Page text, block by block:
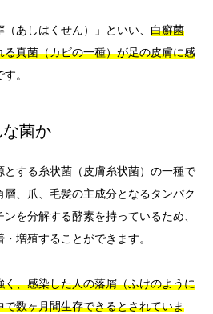
あしはくせん）」といい、 白癬菌
真菌（カビの一種）が足の皮膚に感
す。
な菌か
とする糸状菌（皮膚糸状菌）の一種で
、爪、毛髪の主成分となるタンパク
を分解する酵素を持っているため、
増殖することができます。
、感染した人の落屑（ふけのように
数ヶ月間生存できるとされていま